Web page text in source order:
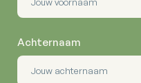
Achternaam